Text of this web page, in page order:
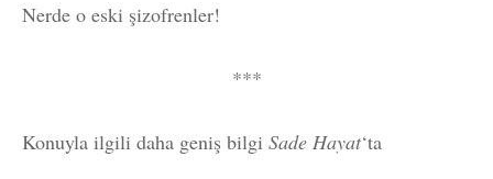
Nerde o eski şizofrenler!
***
Konuyla ilgili daha geniş bilgi Sade Hayat‘ta